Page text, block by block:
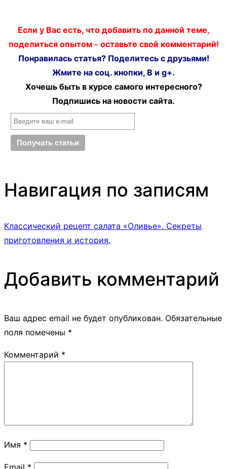
Если у Вас есть, что добавить по данной теме,
поделиться опытом - оставьте свой комментарий!
Понравилась статья? Поделитесь с друзьями!
Жмите на соц. кнопки, В и g+.
Хочешь быть в курсе самого интересного?
Подпишись на новости сайта.
Навигация по записям
Классический рецепт салата «Оливье». Секреты
приготовления и история.
Добавить комментарий
Ваш адрес email не будет опубликован. Обязательные
поля помечены *
Комментарий *
Имя *